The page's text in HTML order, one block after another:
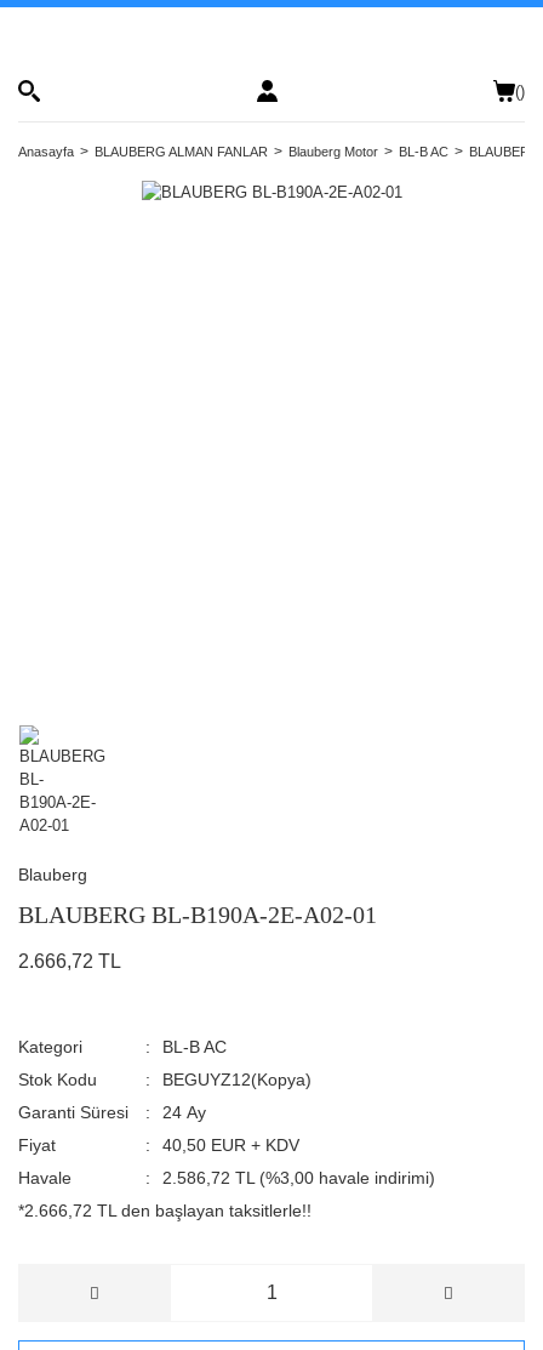
()
Anasayfa BLAUBERG ALMAN FANLAR Blauberg Motor BL-B AC
Blauberg
BLAUBERG BL-B190А-2E-A02-01
2.666,72 TL
Kategori
BL-B AC
Stok Kodu
BEGUYZ12(Kopya)
Garanti Süresi
24 Ay
Fiyat
40,50 EUR + KDV
Havale
2.586,72 TL (%3,00 havale indirimi)
*2.666,72 TL den başlayan taksitlerle!!